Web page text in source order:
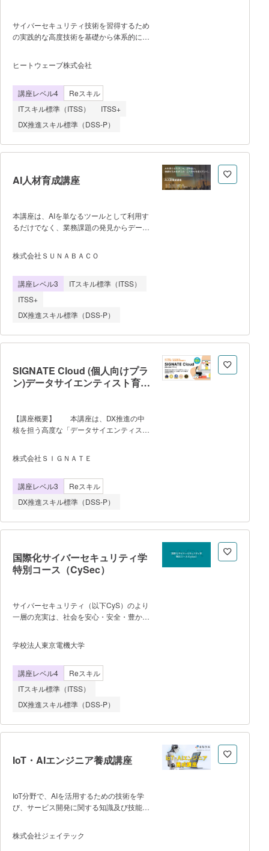
ッシュとデジタル署名、PKI、公開鍵証明
書 3.認証 認証、認証システ
キュリティ ネットワーク機器のセ
ロトコルのセキュリティ 5.脅威と対
策 脅威アクター、クライアン
サイバーセキュリティ技術を習得するため
の実践的な高度技術を基礎から体系的に学
サイバーセキュリティ技術者・ホワイトハ
ッカーを目指せるコースです。 警察関
れ、一般の方でも受講できるように、IT技
術の基礎からセキュリティ全般の知識、そ
れらに関連する技術を、サイバー攻撃同じ
疑似環境を用意し、実践的な演習を通じて
けて学びます。
ヒートウェーブ株式会社
講座レベル4
Reスキル
ITスキル標準（ITSS）
ITSS+
DX推進スキル標準（DSS-P）
AI人材育成講座
本講座は、AIを単なるツールとして利用す
るだけでなく、業務課題の発見からデータ
までを実践的に学び、組織のDX推進を担
う人材を育成することを目的とした実践型
ない受講者でも段階的に理解できるよう、
統計基礎、データ分析、機械学習、生成
に学習する。 講座は週3回、1回3
と演習を組み合わせた構成となっている。
理、機械学習モデル、生成AIの仕組みなど
を学び、後半ではクラウドを活用したAI開
発やデータ分析、BI構築などの実践スキル
を題材としたProject Based
Learning（PBL）を実施し、チームでAIを
に取り組む。これにより、AI技術の理解だ
開発、成果発表までの一連のプロセスを実
践的に経験する。 本講座を通じ
て、受講者はAI・デー
株式会社ＳＵＮＡＢＡＣＯ
講座レベル3
ITスキル標準（ITSS）
ITSS+
DX推進スキル標準（DSS-P）
SIGNATE Cloud (個人向けプラ
ン)データサイエンティスト育成
【講座概要】 本講座は、DX推進の中
核を担う高度な「データサイエンティス
す。 データ分析の基盤となるPython
の基礎スキルから、事業戦略と連動したデ
環境の設計・実装までを網羅的に学習しま
す。 データを読み解き、ビジネスの
変革や新規事業創出につながる「知見」を
生み出す能力を体系的に習得しま
す。 【講座の特徴】 ・これま
省のデジタル人材育成事業にも採用実績の
ある超実践型プログラムで、ビジネスの現
場における即戦力として活躍するスキルが
測テストで、自分の現在地を把握。「どの
スキルが足りないのか」「何から学ぶべき
か」を可視化し、あなたに最適な学習ルー
スに沿って進めることで、最短で実務に直
込までの流れ】 本講座URLにある
【SIGNATE Cloud(個人向けプラン）】ペ
ージの「受講申込はこちら」からお申込み
ください。
株式会社ＳＩＧＮＡＴＥ
講座レベル3
Reスキル
DX推進スキル標準（DSS-P）
国際化サイバーセキュリティ学
特別コース（CySec）
サイバーセキュリティ（以下CyS）のより
一層の充実は、社会を安心・安全・豊かに
加する人々のCyS意識を高める必要があり
ます。本プログラムは、社会構成員全員の
家を養成することを目的とします。本プロ
グラムの特色は、CyS技術領域のみの教育
ではなく、法律・経済・外交・心理・倫理
等の分野で、CySに関わりのある内容も高
用・折衝・監査等も先導可能な高度CyS専
学校法人東京電機大学
講座レベル4
Reスキル
ITスキル標準（ITSS）
DX推進スキル標準（DSS-P）
IoT・AIエンジニア養成講座
IoT分野で、AIを活用するための技術を学
び、サービス開発に関する知識及び技能・
は、製造業、物流業などのスマートファク
トリーを想定した演習を通じて、 • 効
株式会社ジェイテック